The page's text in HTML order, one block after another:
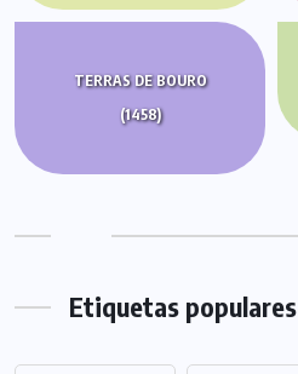
TERRAS DE BOURO
(1458)
Etiquetas populares